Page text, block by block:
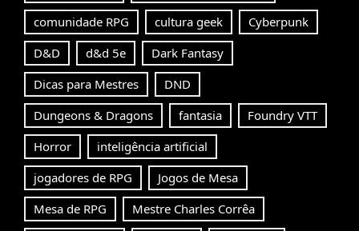
comunidade RPG
cultura geek
Cyberpunk
D&D
d&d 5e
Dark Fantasy
Dicas para Mestres
DND
Dungeons & Dragons
fantasia
Foundry VTT
Horror
inteligência artificial
jogadores de RPG
Jogos de Mesa
Mesa de RPG
Mestre Charles Corrêa